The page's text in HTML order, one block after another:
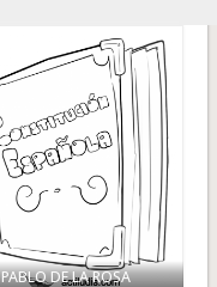
PABLO DE LA ROSA